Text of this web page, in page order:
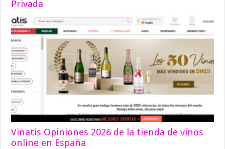
Privada
Vinatis Opiniones 2026 de la tienda de vinos
online en España